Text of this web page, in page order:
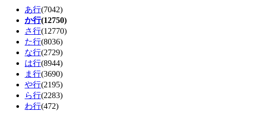
あ行(7042)
か行(12750)
さ行(12770)
た行(8036)
な行(2729)
は行(8944)
ま行(3690)
や行(2195)
ら行(2283)
わ行(472)